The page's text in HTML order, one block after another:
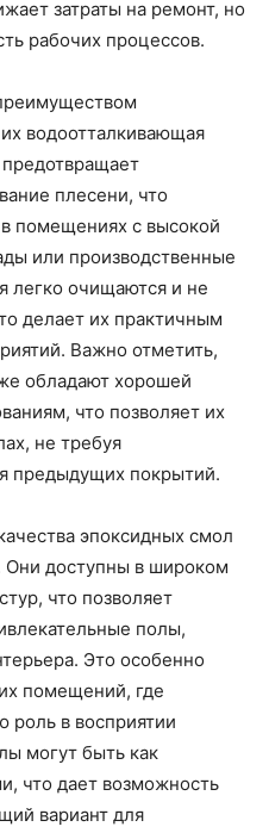
затраты на ремонт, но
рабочих процессов.
водоотталкивающая
плесени, что
помещениях с высокой
или производственные
легко очищаются и не
делает их практичным
Важно отметить,
обладают хорошей
что позволяет их
не требуя
предыдущих покрытий.
эпоксидных смол
Они доступны в широком
что позволяет
полы,
Это особенно
помещений, где
роль в восприятии
могут быть как
что дает возможность
вариант для